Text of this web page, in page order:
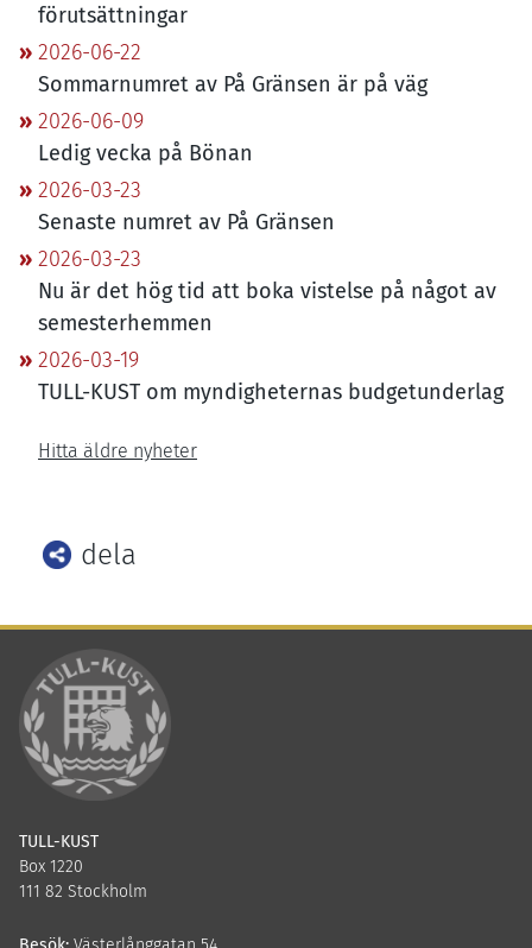
förutsättningar
2026-06-22
Sommarnumret av På Gränsen är på väg
2026-06-09
Ledig vecka på Bönan
2026-03-23
Senaste numret av På Gränsen
2026-03-23
Nu är det hög tid att boka vistelse på något av
semesterhemmen
2026-03-19
TULL-KUST om myndigheternas budgetunderlag
Hitta äldre nyheter
dela
Facebook
LinkedIn
TULL-KUST
Box 1220
111 82 Stockholm